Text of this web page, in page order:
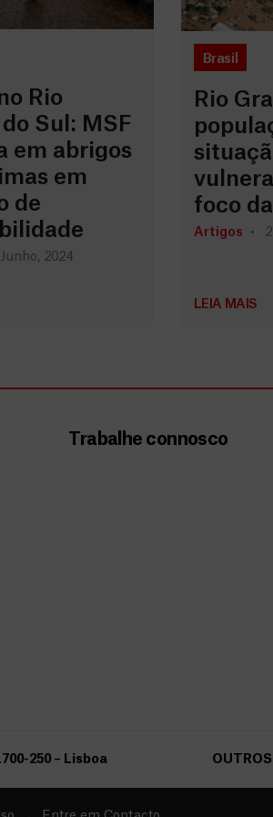
Rio
Sul: MSF
em abrigos
em
de
2024
Brasil
Rio
foco
Artigos
LEIA MAIS
Trabalhe connosco
250 – Lisboa